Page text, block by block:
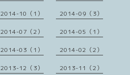
2014-10（1） 2014-09（3）
2014-07（2） 2014-05（1）
2014-03（1） 2014-02（2）
2013-12（3） 2013-11（2）